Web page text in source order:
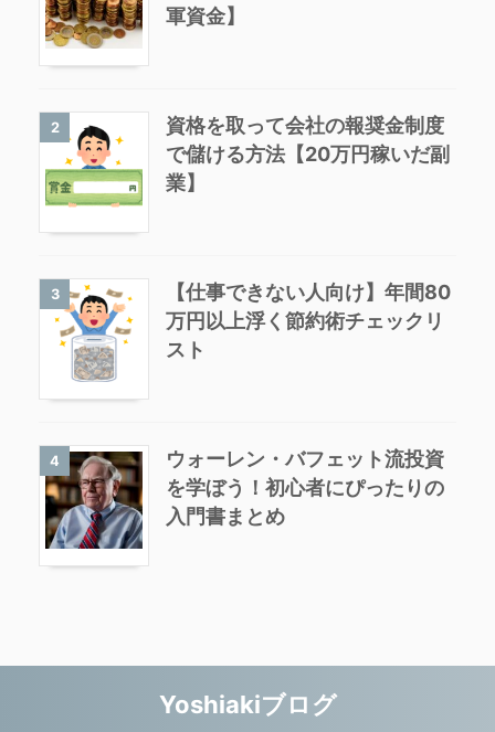
軍資金】
2
資格を取って会社の報奨金制度
で儲ける方法【20万円稼いだ副
業】
3
【仕事できない人向け】年間80
万円以上浮く節約術チェックリ
スト
4
ウォーレン・バフェット流投資
を学ぼう！初心者にぴったりの
入門書まとめ
Yoshiakiブログ